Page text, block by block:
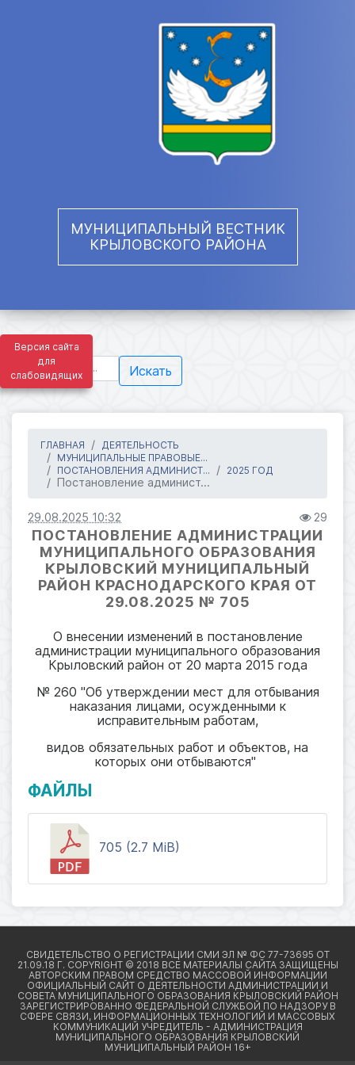
Версия сайта
для
слабовидящих
МУНИЦИПАЛЬНЫЙ ВЕСТНИК
КРЫЛОВСКОГО РАЙОНА
Искать
ГЛАВНАЯ
ДЕЯТЕЛЬНОСТЬ
МУНИЦИПАЛЬНЫЕ ПРАВОВЫЕ...
ПОСТАНОВЛЕНИЯ АДМИНИСТ...
2025 ГОД
Постановление админист...
29.08.2025 10:32 29
ПОСТАНОВЛЕНИЕ АДМИНИСТРАЦИИ
МУНИЦИПАЛЬНОГО ОБРАЗОВАНИЯ
КРЫЛОВСКИЙ МУНИЦИПАЛЬНЫЙ
РАЙОН КРАСНОДАРСКОГО КРАЯ ОТ
29.08.2025 № 705
О внесении изменений в постановление
администрации муниципального образования
Крыловский район от 20 марта 2015 года
№ 260 "Об утверждении мест для отбывания
наказания лицами, осужденными к
исправительным работам,
видов обязательных работ и объектов, на
которых они отбываются"
ФАЙЛЫ
705 (2.7 MiB)